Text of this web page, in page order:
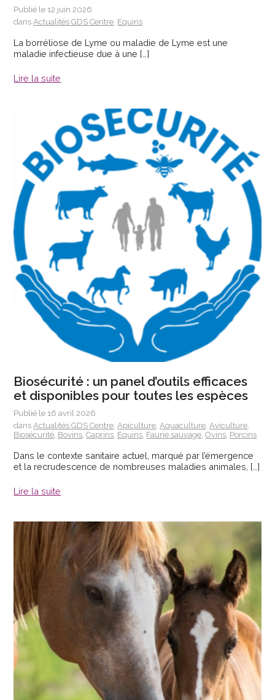
Publié le 12 juin 2026
dans Actualités GDS Centre Equins
La borréliose de Lyme ou maladie de Lyme est une
maladie infectieuse due à une […]
Lire la suite
Biosécurité : un panel d’outils efficaces
et disponibles pour toutes les espèces
Publié le 16 avril 2026
dans Actualités GDS Centre Apiculture Aquaculture Aviculture
Biosécurité Bovins ,Caprins Equins Faune sauvage ,Ovins Porcins
Dans le contexte sanitaire actuel, marqué par l’émergence
et la recrudescence de nombreuses maladies animales, […]
Lire la suite